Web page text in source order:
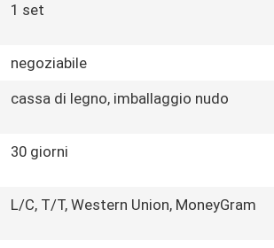
1 set
negoziabile
cassa di legno, imballaggio nudo
30 giorni
L/C, T/T, Western Union, MoneyGram